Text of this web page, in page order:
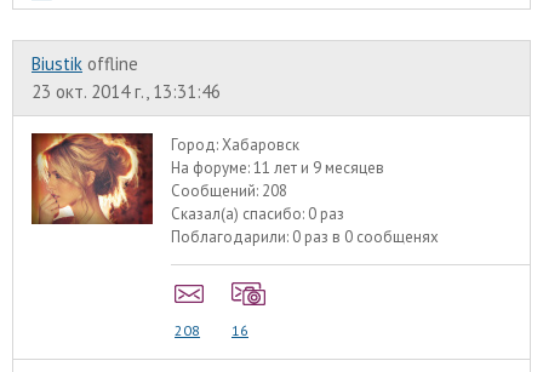
Biustik offline
23 окт. 2014 г., 13:31:46
Город:Хабаровск
На форуме:11 лет и 9 месяцев
Сообщений: 208
Сказал(а) спасибо: 0 раз
Поблагодарили: 0 раз в 0 сообщенях
208 16